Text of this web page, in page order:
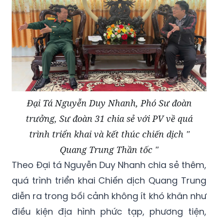
Đại Tá Nguyễn Duy Nhanh, Phó Sư đoàn
trưởng, Sư đoàn 31 chia sẻ với PV về quá
trình triển khai và kết thúc chiến dịch "
Quang Trung Thần tốc "
Theo Đại tá Nguyễn Duy Nhanh chia sẻ thêm,
quá trình triển khai Chiến dịch Quang Trung
diễn ra trong bối cảnh không ít khó khăn như
điều kiện địa hình phức tạp, phương tiện,